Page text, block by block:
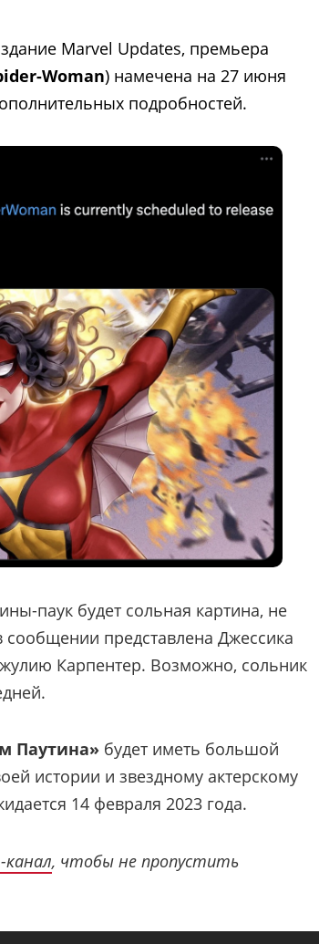
Marvel Updates, премьера
Woman) намечена на 27 июня
подробностей.
паук будет сольная картина, не
представлена Джессика
Карпентер. Возможно, сольник
Паутина» будет иметь большой
истории и звездному актерскому
14 февраля 2023 года.
, чтобы не пропустить